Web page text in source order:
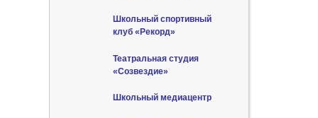
Школьный спортивный
клуб «Рекорд»
Театральная студия
«Созвездие»
Школьный медиацентр